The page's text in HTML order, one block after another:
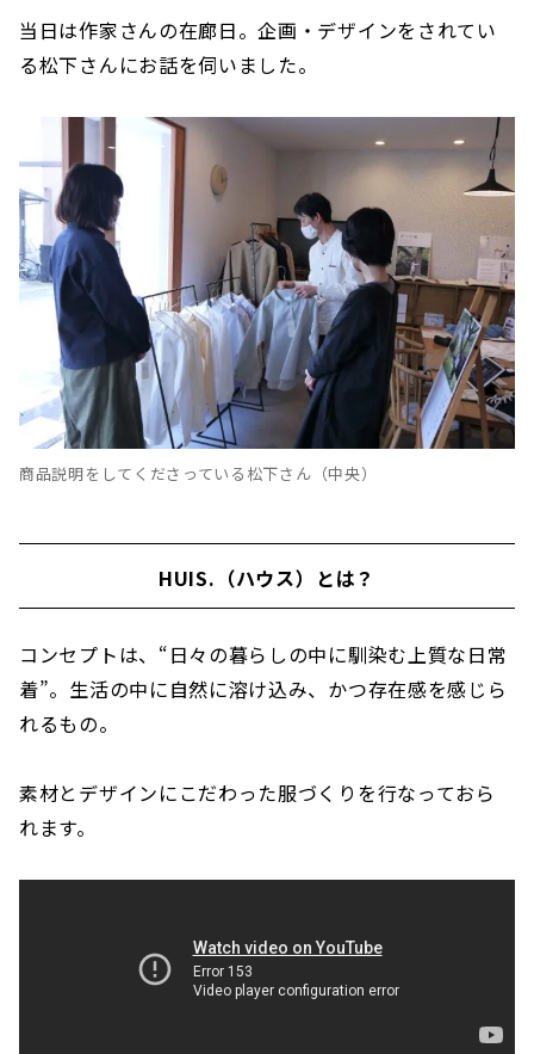
当日は作家さんの在廊日。企画・デザインをされてい
る松下さんにお話を伺いました。
商品説明をしてくださっている松下さん（中央）
HUIS.（ハウス）とは？
コンセプトは、“日々の暮らしの中に馴染む上質な日常
着”。生活の中に自然に溶け込み、かつ存在感を感じら
れるもの。
素材とデザインにこだわった服づくりを行なっておら
れます。